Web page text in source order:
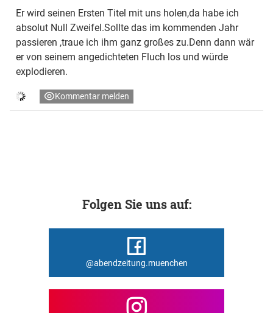
Er wird seinen Ersten Titel mit uns holen,da habe ich
absolut Null Zweifel.Sollte das im kommenden Jahr
passieren ,traue ich ihm ganz großes zu.Denn dann wär
er von seinem angedichteten Fluch los und würde
explodieren.
Kommentar melden
Folgen Sie uns auf:
@abendzeitung.muenchen